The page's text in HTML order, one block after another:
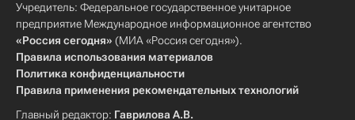
Учредитель: Федеральное государственное унитарное
предприятие Международное информационное агентство
«Россия сегодня» (МИА «Россия сегодня»).
Правила использования материалов
Политика конфиденциальности
Правила применения рекомендательных технологий
Главный редактор: Гаврилова А.В.